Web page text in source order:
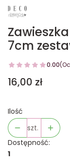
7cm
0.00
Cena
16,00 zł
Ilość
szt.
Dostępność:
1